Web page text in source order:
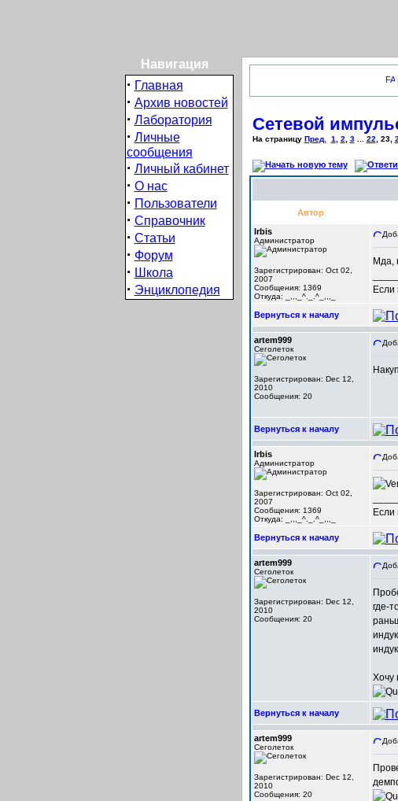
Навигация
· Главная
· Архив новостей
· Лаборатория
· Личные
сообщения
· Личный кабинет
· О нас
· Пользователи
· Справочник
· Статьи
· Форум
· Школа
· Энциклопедия
Сетевой
На страницу Пред. 1 2 3... 22 23,
Автор
Irbis
Администратор
Зарегистрирован: Oct 02,
2007
Сообщения: 1369
Откуда: _,,,_^._.^_,,,_
Мда,
Если
Вернуться к началу
artem999
Сеголеток
Зарегистрирован: Dec 12,
2010
Сообщения: 20
Вернуться к началу
Irbis
Администратор
Зарегистрирован: Oct 02,
2007
Сообщения: 1369
Откуда: _,,,_^._.^_,,,_
Если
Вернуться к началу
artem999
Сеголеток
Зарегистрирован: Dec 12,
2010
Сообщения: 20
где-
Хочу
Вернуться к началу
artem999
Сеголеток
Зарегистрирован: Dec 12,
2010
Сообщения: 20